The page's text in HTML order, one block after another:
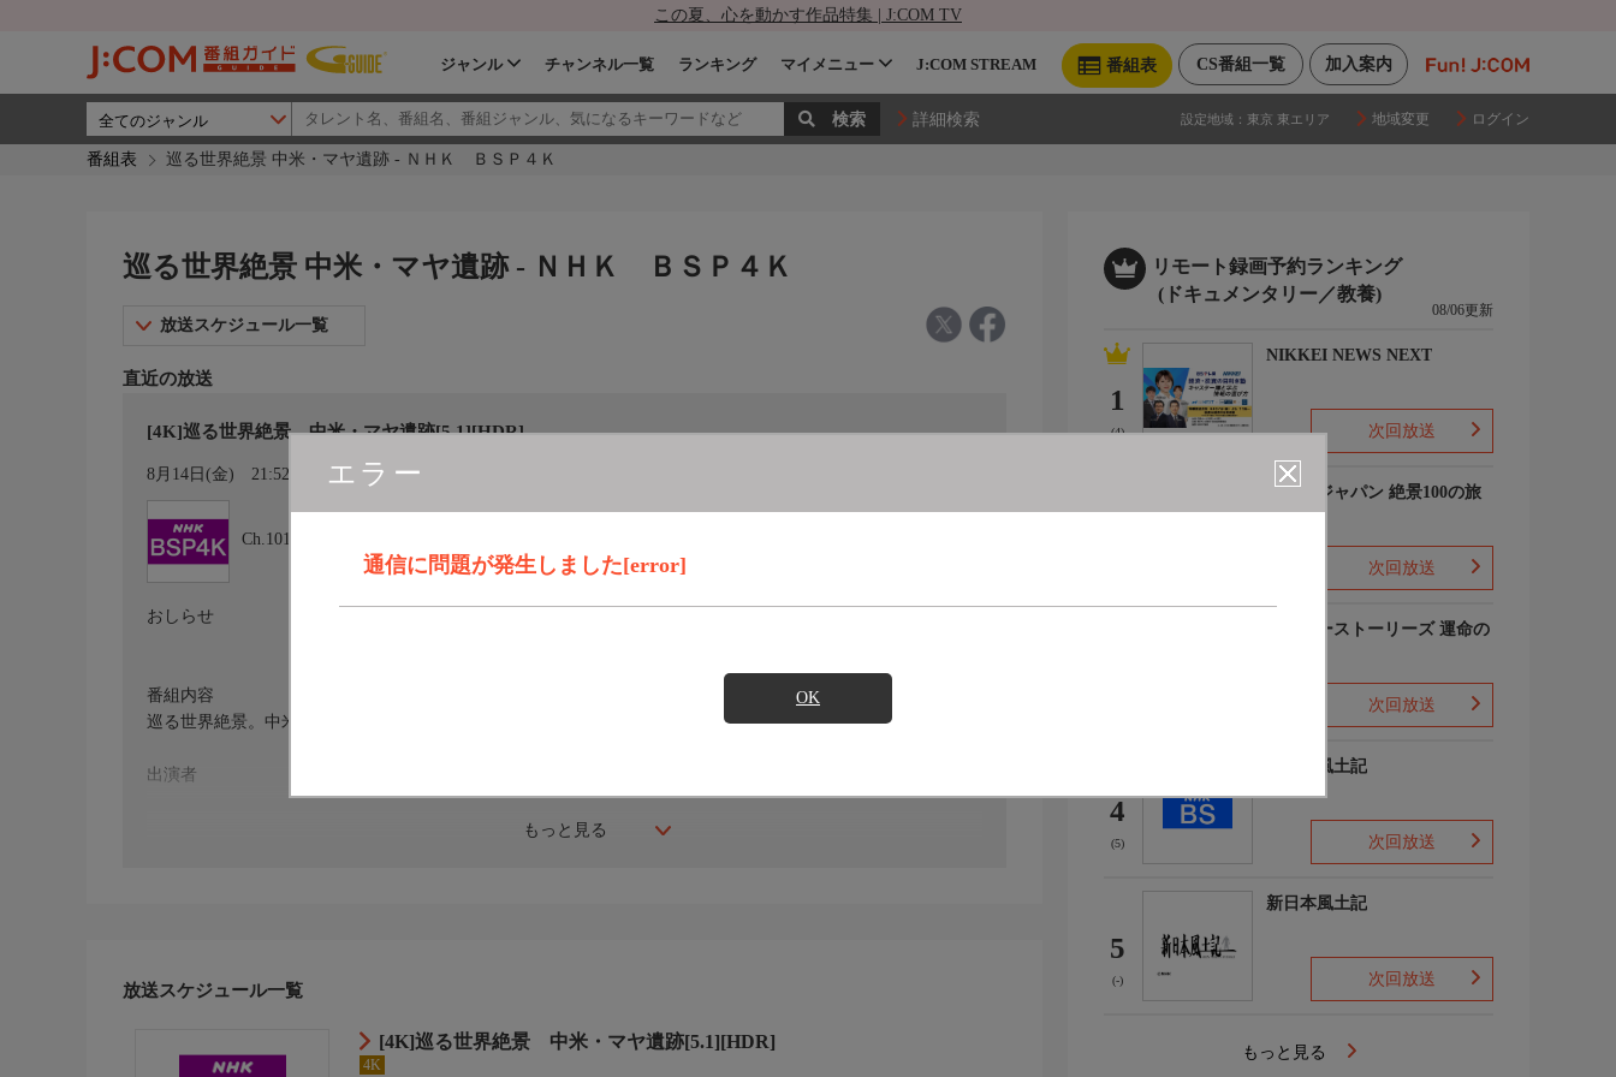
この夏、心を動かす作品特集 | J:COM TV
加入案内
CS番組一覧
番組表
ジャンル チャンネル一覧 ランキング マイメニュー J:COM STREAM
詳細検索 設定地域： 東京 東エリア 地域変更 ログイン
番組表 巡る世界絶景 中米・マヤ遺跡 - ＮＨＫ ＢＳＰ４Ｋ
エラー
通信に問題が発生しました[error]
OK
巡る世界絶景 中米・マヤ遺跡 - ＮＨＫ ＢＳＰ４Ｋ
放送スケジュール一覧
直近の放送
[4K]巡る世界絶景 中米・マヤ遺跡[5.1][HDR]
8月14日(金) 21:52〜21:55 カレンダー登録
Ch.101
もっと見る
おしらせ
番組内容
巡る世界絶景。中米のマヤ遺跡に迫る。
出演者
放送スケジュール一覧
[4K]巡る世界絶景 中米・マヤ遺跡[5.1][HDR]
4K
リモート録画予約ランキング
(ドキュメンタリー／教養)
08/06更新
1
(4)
NIKKEI NEWS NEXT
次回放送
ジオ・ジャパン 絶景100の旅
次回放送
アナザーストーリーズ 運命の
次回放送
4
(5)
新日本風土記
次回放送
5
(-)
新日本風土記
次回放送
もっと見る